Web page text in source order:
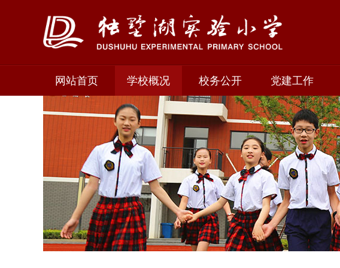
网站首页 学校概况 校务公开 党建工作